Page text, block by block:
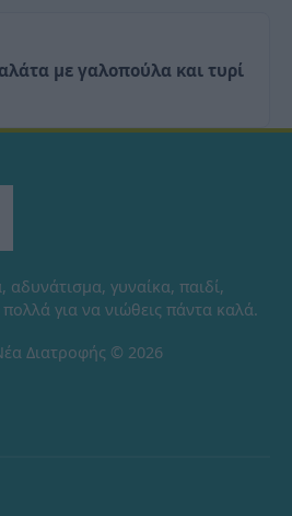
με γαλοπούλα και τυρί
αδυνάτισμα, γυναίκα, παιδί,
για να νιώθεις πάντα καλά.
Διατροφής © 2026